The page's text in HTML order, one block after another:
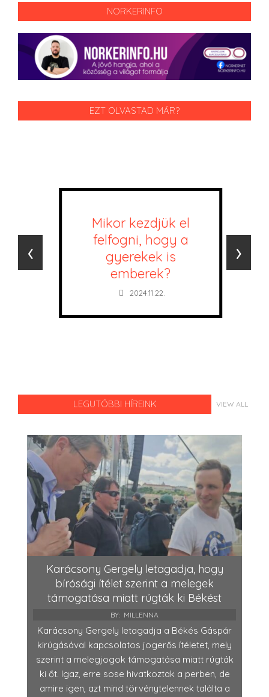
NORKERINFO
EZT OLVASTAD MÁR?
Mikor kezdjük el
felfogni, hogy a
gyerekek is
emberek?
2024.11.22.
‹ ›
LEGUTÓBBI HÍREINK VIEW ALL
Karácsony Gergely letagadja, hogy
bírósági ítélet szerint a melegek
támogatása miatt rúgták ki Békést
BY: MILLENNA
Karácsony Gergely letagadja a Békés Gáspár
kirúgásával kapcsolatos jogerős ítéletet, mely
szerint a melegjogok támogatása miatt rúgták
ki őt. Igaz, erre sose hivatkoztak a perben, de
amire igen, azt mind törvénytelennek találta a